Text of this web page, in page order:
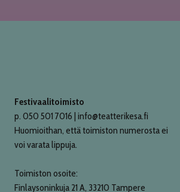
Festivaalitoimisto
p. 050 501 7016 | info@teatterikesa.fi
Huomioithan, että toimiston numerosta ei
voi varata lippuja.
Toimiston osoite:
Finlaysoninkuja 21 A, 33210 Tampere